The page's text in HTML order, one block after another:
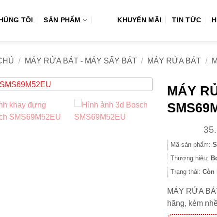
TÔI SẢN PHẨM KHUYẾN MÃI TIN TỨC
/ MÁY RỬA BÁT - MÁY SẤY BÁT / MÁY RỬA BÁT /
MÁY
Mã sản phẩm:
Thương hiệu:
Trạng thái: Còn
MÁY RỬA
hãng, kèm